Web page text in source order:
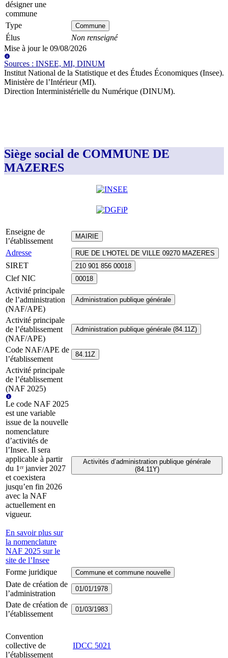
désigner une
commune
Type
Commune
Élus
Non renseigné
Mise à jour le 09/08/2026
Sources : INSEE, MI, DINUM
Institut National de la Statistique et des Études Économiques (Insee).
Ministère de l’Intérieur (MI).
Direction Interministérielle du Numérique (DINUM).
Siège social de COMMUNE DE
MAZERES
Enseigne de
l’établissement
MAIRIE
Adresse RUE DE L'HOTEL DE VILLE 09270 MAZERES
SIRET 210 901 856 00018
Clef NIC 00018
Activité principale
de l’administration
(NAF/APE)
Administration publique générale
Activité principale
de l’établissement
(NAF/APE)
Administration publique générale (84.11Z)
Code NAF/APE de
l’établissement
84.11Z
Activité principale
de l’établissement
(NAF 2025)
Le code NAF 2025
est une variable
issue de la nouvelle
nomenclature
d’activités de
l’Insee. Il sera
applicable à partir
du 1ᵉʳ janvier 2027
et coexistera
jusqu’en fin 2026
avec la NAF
actuellement en
vigueur.
En savoir plus sur
la nomenclature
NAF 2025 sur le
site de l’Insee
Activités d’administration publique générale
(84.11Y)
Forme juridique Commune et commune nouvelle
Date de création de
l’administration
01/01/1978
Date de création de
l’établissement
01/03/1983
Convention
collective de
l’établissement
IDCC 5021